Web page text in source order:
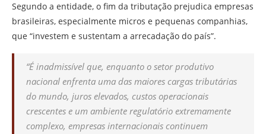
Segundo a entidade, o fim da tributação prejudica empresas
brasileiras, especialmente micros e pequenas companhias,
que “investem e sustentam a arrecadação do país”.
“É inadmissível que, enquanto o setor produtivo
nacional enfrenta uma das maiores cargas tributárias
do mundo, juros elevados, custos operacionais
crescentes e um ambiente regulatório extremamente
complexo, empresas internacionais continuem